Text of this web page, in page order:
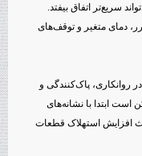
سریع‌تر اتفاق بیفتد.
دمای متغیر و توقف‌های
روانکاری، پاک‌کنندگی و
ابتدا با نشانه‌های
افزایش استهلاک قطعات